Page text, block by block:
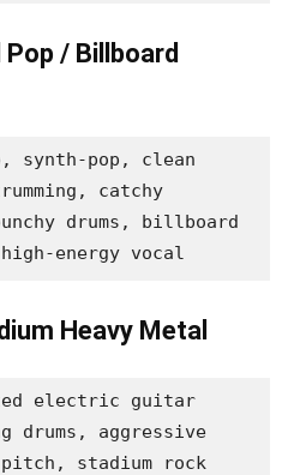
/ Billboard
synth-pop, clean
catchy
drums, billboard
energy vocal
Heavy Metal
electric guitar
drums, aggressive
stadium rock